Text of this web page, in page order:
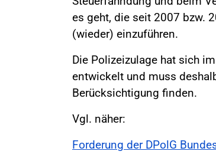
es geht, die seit 2007 bzw.
(wieder) einzuführen.
Die Polizeizulage hat sich
entwickelt und muss
Berücksichtigung finden.
Vgl. näher:
Forderung der DPolG